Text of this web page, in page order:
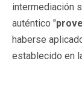
intermediación
auténtico "
haberse
establecido en